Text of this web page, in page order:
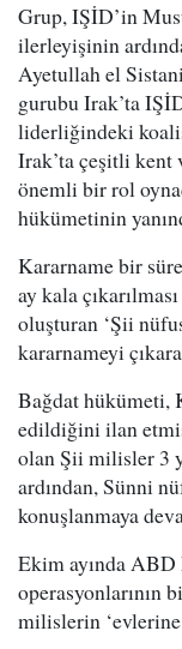
Grup, IŞİD’in
ilerleyişinin
Ayetullah el
gurubu Irak’ta
liderliğindeki
Irak’ta çeşitli kent
önemli bir rol
hükümetinin
Kararname bir
ay kala
oluşturan ‘Şii
kararnameyi
Bağdat hükümeti,
edildiğini ilan
olan Şii milisler 3
ardından, Sünni
konuşlanmaya
Ekim ayında
operasyonlarının
milislerin